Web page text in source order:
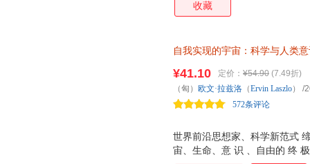
收藏
自我实现的宇宙：科学与人类
世界前沿思想家、科学新范式
宙、生命、意 识 、自由的 终
¥41.10 定价： ¥54.90 (7.49折)
572条评论
（匈） 欧文·拉兹洛 （Ervin Laszlo） /